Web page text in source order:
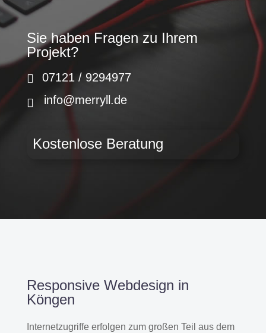
Sie haben Fragen zu Ihrem
Projekt?
07121 / 9294977
info@merryll.de
Kostenlose Beratung
Responsive Webdesign in
Köngen
Internetzugriffe erfolgen zum großen Teil aus dem